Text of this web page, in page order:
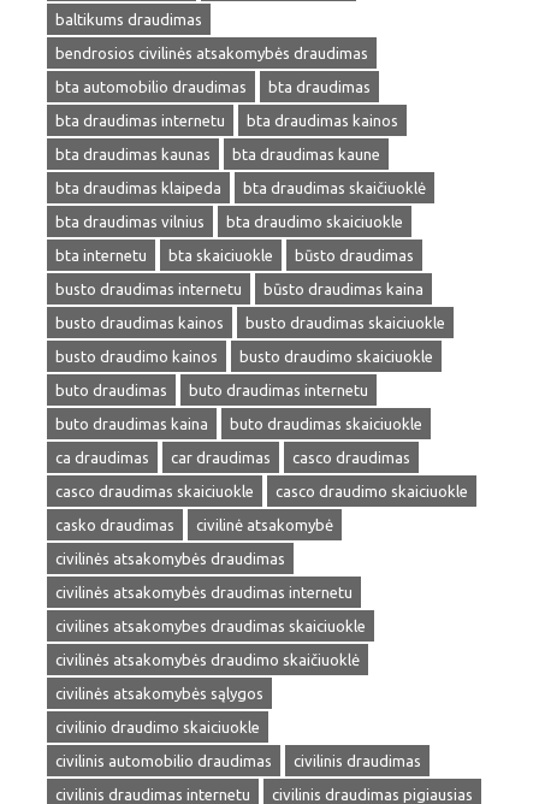
baltikums draudimas
bendrosios civilinės atsakomybės draudimas
bta automobilio draudimas
bta draudimas
bta draudimas internetu
bta draudimas kainos
bta draudimas kaunas
bta draudimas kaune
bta draudimas klaipeda
bta draudimas skaičiuoklė
bta draudimas vilnius
bta draudimo skaiciuokle
bta internetu
bta skaiciuokle
būsto draudimas
busto draudimas internetu
būsto draudimas kaina
busto draudimas kainos
busto draudimas skaiciuokle
busto draudimo kainos
busto draudimo skaiciuokle
buto draudimas
buto draudimas internetu
buto draudimas kaina
buto draudimas skaiciuokle
ca draudimas
car draudimas
casco draudimas
casco draudimas skaiciuokle
casco draudimo skaiciuokle
casko draudimas
civilinė atsakomybė
civilinės atsakomybės draudimas
civilinės atsakomybės draudimas internetu
civilines atsakomybes draudimas skaiciuokle
civilinės atsakomybės draudimo skaičiuoklė
civilinės atsakomybės sąlygos
civilinio draudimo skaiciuokle
civilinis automobilio draudimas
civilinis draudimas
civilinis draudimas internetu
civilinis draudimas pigiausias